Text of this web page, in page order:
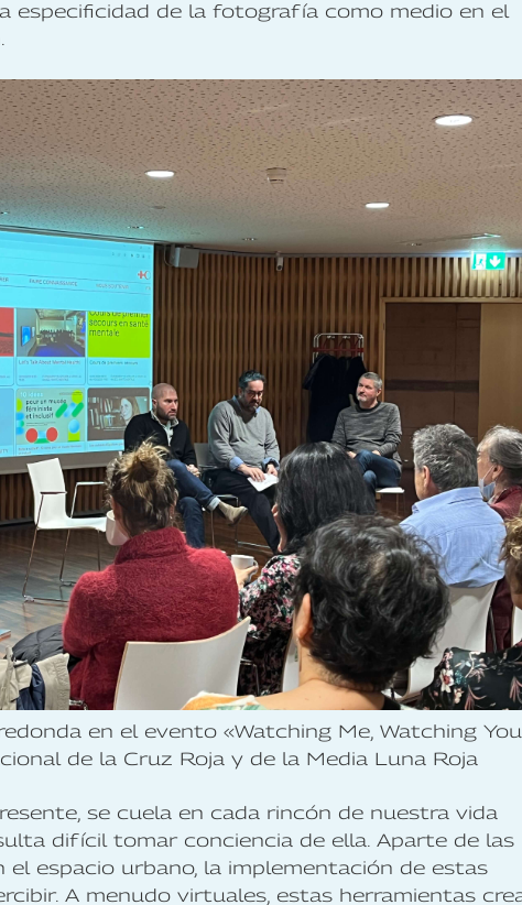
especificidad de la fotografía como medio en el
en el evento «Watching Me, Watching
de la Cruz Roja y de la Media Luna Roja
se cuela en cada rincón de nuestra vida
difícil tomar conciencia de ella. Aparte de las
el espacio urbano, la implementación de estas
A menudo virtuales, estas herramientas